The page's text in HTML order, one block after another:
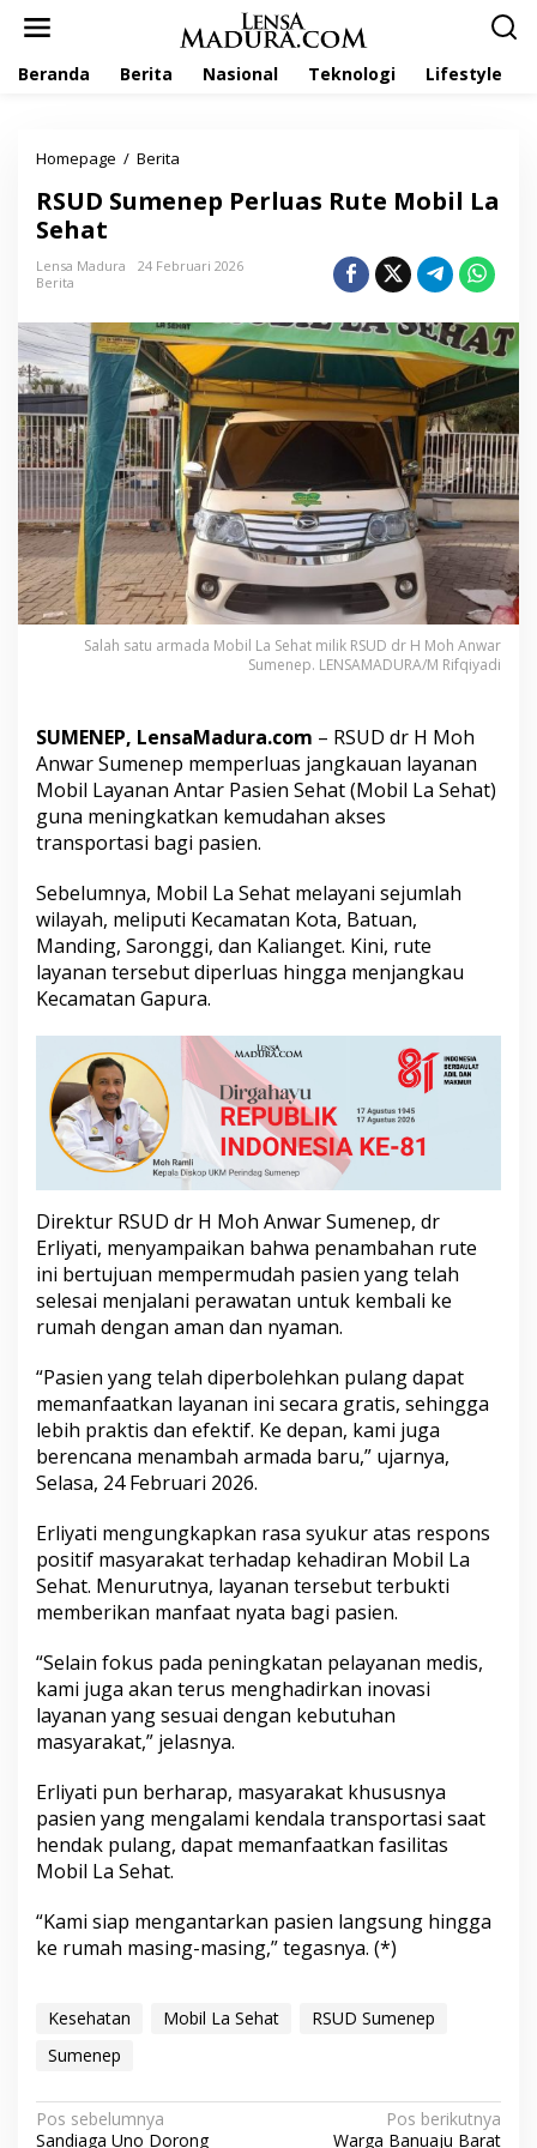
Beranda Berita Nasional Teknologi Lifestyle
Homepage / Berita
U
u
n
e
p
P
e
r
l
u
a
s
R
u
t
e
o
L
a
S
e
h
a
RSUD Sumenep Perluas Rute Mobil La
Sehat
Lensa Madura
24 Februari 2026
Berita
Salah satu armada Mobil La Sehat milik RSUD dr H Moh Anwar
Sumenep. LENSAMADURA/M Rifqiyadi
SUMENEP, LensaMadura.com – RSUD dr H Moh
Anwar Sumenep memperluas jangkauan layanan
Mobil Layanan Antar Pasien Sehat (Mobil La Sehat)
guna meningkatkan kemudahan akses
transportasi bagi pasien.
Sebelumnya, Mobil La Sehat melayani sejumlah
wilayah, meliputi Kecamatan Kota, Batuan,
Manding, Saronggi, dan Kalianget. Kini, rute
layanan tersebut diperluas hingga menjangkau
Kecamatan Gapura.
Direktur RSUD dr H Moh Anwar Sumenep, dr
Erliyati, menyampaikan bahwa penambahan rute
ini bertujuan mempermudah pasien yang telah
selesai menjalani perawatan untuk kembali ke
rumah dengan aman dan nyaman.
“Pasien yang telah diperbolehkan pulang dapat
memanfaatkan layanan ini secara gratis, sehingga
lebih praktis dan efektif. Ke depan, kami juga
berencana menambah armada baru,” ujarnya,
Selasa, 24 Februari 2026.
Erliyati mengungkapkan rasa syukur atas respons
positif masyarakat terhadap kehadiran Mobil La
Sehat. Menurutnya, layanan tersebut terbukti
memberikan manfaat nyata bagi pasien.
“Selain fokus pada peningkatan pelayanan medis,
kami juga akan terus menghadirkan inovasi
layanan yang sesuai dengan kebutuhan
masyarakat,” jelasnya.
Erliyati pun berharap, masyarakat khususnya
pasien yang mengalami kendala transportasi saat
hendak pulang, dapat memanfaatkan fasilitas
Mobil La Sehat.
“Kami siap mengantarkan pasien langsung hingga
ke rumah masing-masing,” tegasnya. (*)
Kesehatan Mobil La Sehat
RSUD Sumenep
Sumenep
N
Pos sebelumnya
Sandiaga Uno Dorong
Pos berikutnya
Warga Banuaju Barat